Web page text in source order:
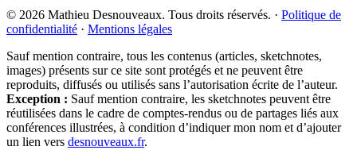
© 2026 Mathieu Desnouveaux. Tous droits réservés. · Politique de
confidentialité · Mentions légales
Sauf mention contraire, tous les contenus (articles, sketchnotes,
images) présents sur ce site sont protégés et ne peuvent être
reproduits, diffusés ou utilisés sans l’autorisation écrite de l’auteur.
Exception : Sauf mention contraire, les sketchnotes peuvent être
réutilisées dans le cadre de comptes-rendus ou de partages liés aux
conférences illustrées, à condition d’indiquer mon nom et d’ajouter
un lien vers desnouveaux.fr.